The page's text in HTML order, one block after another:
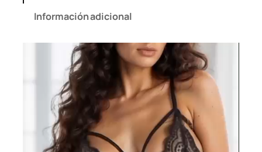
Información adicional
Reproductor